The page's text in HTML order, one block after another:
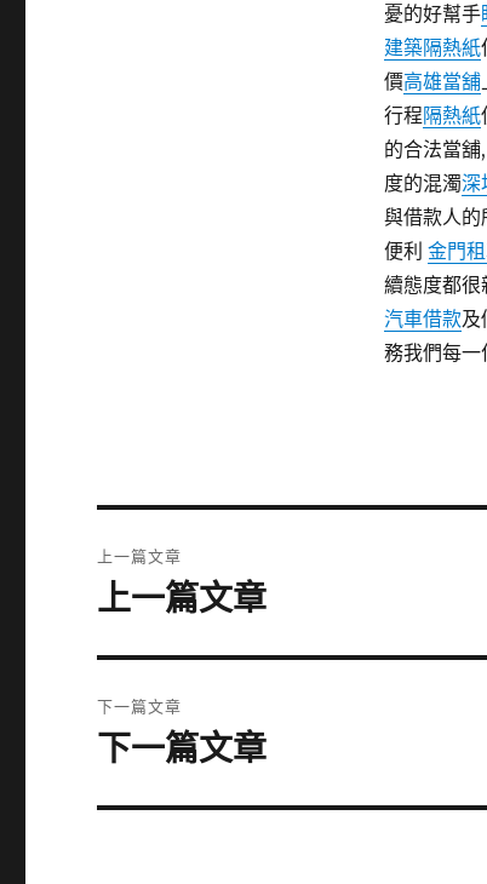
憂的好幫手
建築隔熱紙
價高雄當舖
行程隔熱紙
的合法當舖,
度的混濁深
與借款人的
便利 金門
續態度都很
汽車借款及
務我們每一
章
上一篇文章
上
篇
文
章:
上一篇文章
下一篇文章
下
篇
下一篇文章